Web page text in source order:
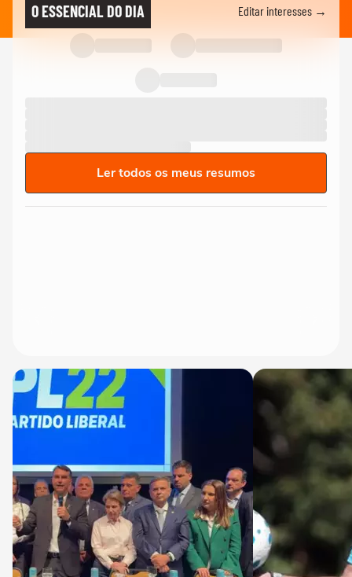
O ESSENCIAL DO DIA Editar interesses →
Ler todos os meus resumos